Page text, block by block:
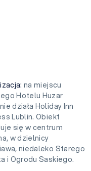
na miejscu
Hotelu Huzar
działa Holiday Inn
Lublin. Obiekt
się w centrum
w dzielnicy
niedaleko Starego
i Ogrodu Saskiego.